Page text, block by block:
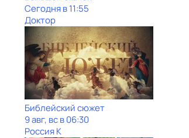
Сегодня в 11:55
Доктор
Библейский сюжет
9 авг, вс в 06:30
Россия К